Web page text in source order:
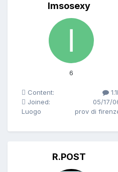
Imsosexy
6
Content:
Joined:
05/17/
Luogo
prov di
R.POST